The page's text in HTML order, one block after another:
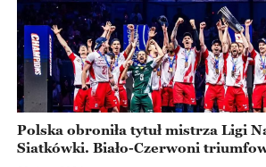
Polska obroniła tytuł mistrza Ligi
Siatkówki. Biało-Czerwoni